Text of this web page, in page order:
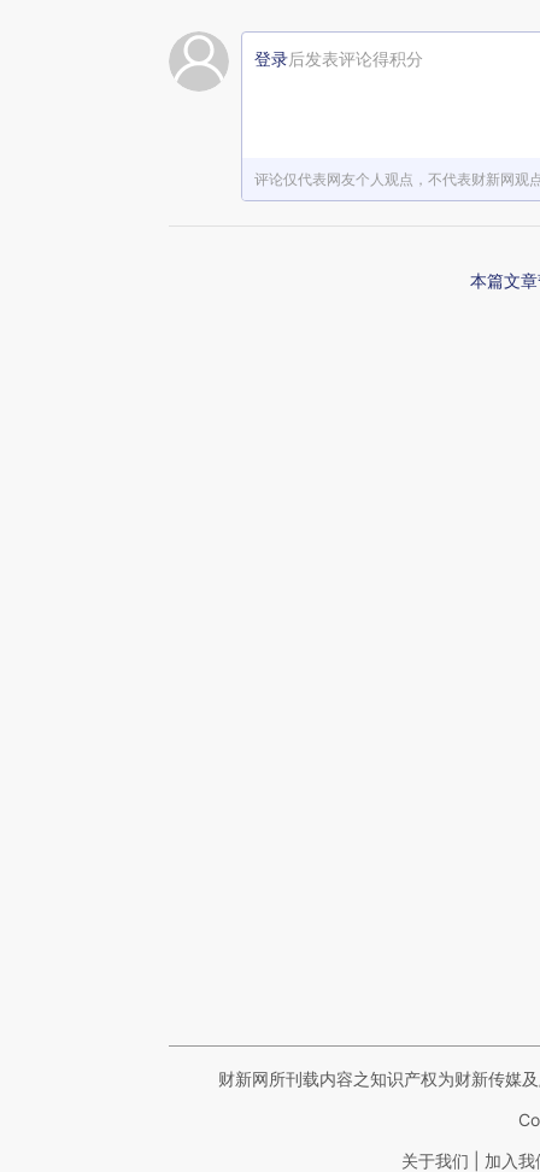
登录后发表评论得积分
评论仅代表网友个人观点，不代表财新网观
本篇文
财新网所刊载内容之知识产权为财新传媒
关于我们 加入我